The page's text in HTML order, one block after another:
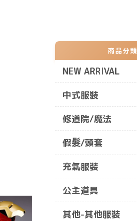
商品分類
NEW ARRIVAL
中式服裝
修道院/魔法
假髮/頭套
充氣服裝
公主道具
其他-其他服裝